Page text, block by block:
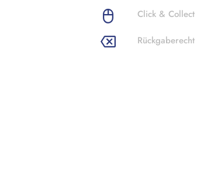
Click & Collect
Rückgaberecht